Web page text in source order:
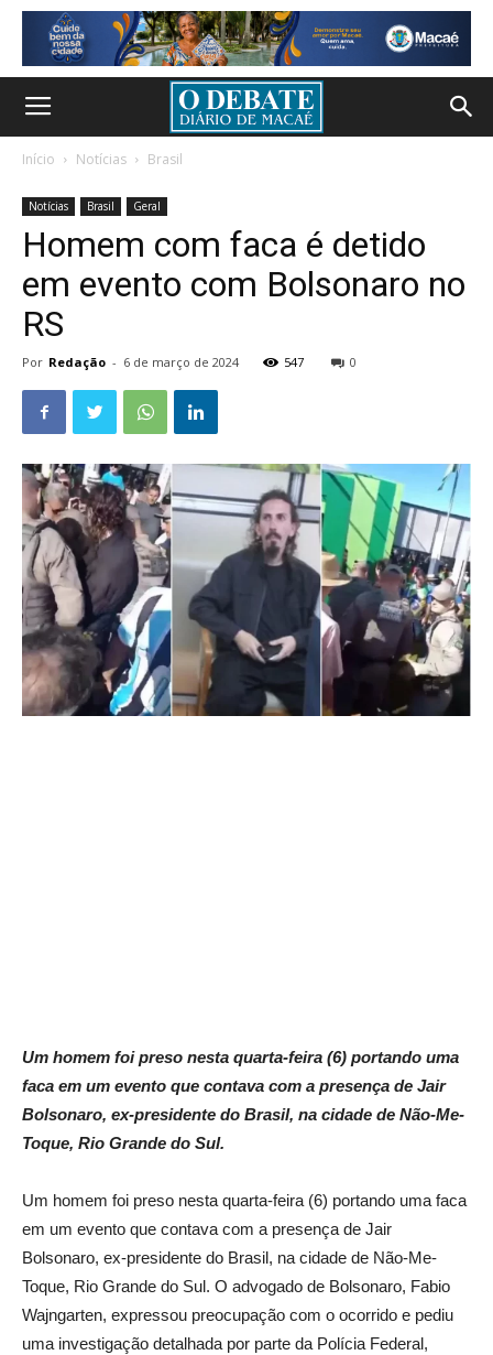
Início Notícias Brasil
Notícias Brasil Geral
Homem com faca é detido
em evento com Bolsonaro no
RS
Por Redação - 6 de março de 2024 547 0
Um homem foi preso nesta quarta-feira (6) portando uma
faca em um evento que contava com a presença de Jair
Bolsonaro, ex-presidente do Brasil, na cidade de Não-Me-
Toque, Rio Grande do Sul.
Um homem foi preso nesta quarta-feira (6) portando uma faca
em um evento que contava com a presença de Jair
Bolsonaro, ex-presidente do Brasil, na cidade de Não-Me-
Toque, Rio Grande do Sul. O advogado de Bolsonaro, Fabio
Wajngarten, expressou preocupação com o ocorrido e pediu
uma investigação detalhada por parte da Polícia Federal,